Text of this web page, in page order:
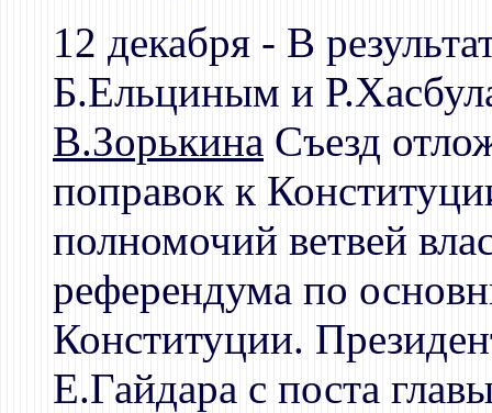
12 декабря - В
Б.Ельциным и
В.Зорькина Съезд
поправок к
полномочий ветвей
референдума по
Конституции.
Е.Гайдара с поста